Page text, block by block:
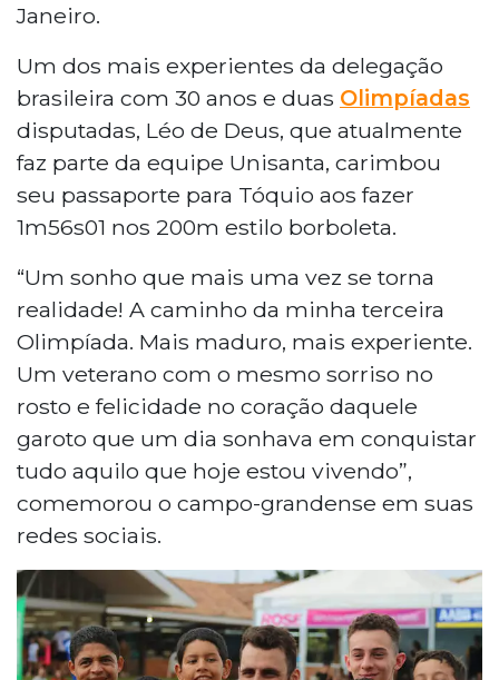
Janeiro.
Um dos mais experientes da delegação
brasileira com 30 anos e duas Olimpíadas
disputadas, Léo de Deus, que atualmente
faz parte da equipe Unisanta, carimbou
seu passaporte para Tóquio aos fazer
1m56s01 nos 200m estilo borboleta.
“Um sonho que mais uma vez se torna
realidade! A caminho da minha terceira
Olimpíada. Mais maduro, mais experiente.
Um veterano com o mesmo sorriso no
rosto e felicidade no coração daquele
garoto que um dia sonhava em conquistar
tudo aquilo que hoje estou vivendo”,
comemorou o campo-grandense em suas
redes sociais.